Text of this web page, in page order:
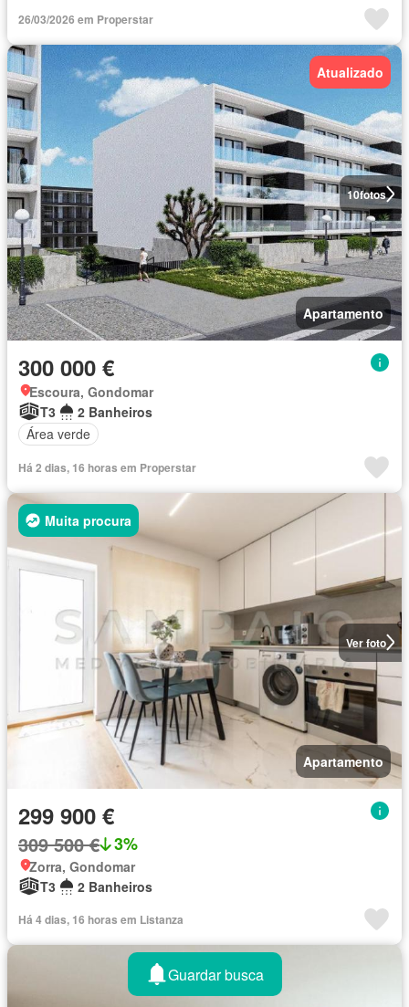
26/03/2026 em Properstar
10fotos
Atualizado
Apartamento
300 000 €
Escoura, Gondomar
T3
2 Banheiros
Área verde
Há 2 dias, 16 horas em Properstar
Ver foto
Muita procura
Apartamento
299 900 €
309 500 € 3%
Zorra, Gondomar
T3
2 Banheiros
Há 4 dias, 16 horas em Listanza
Guardar busca